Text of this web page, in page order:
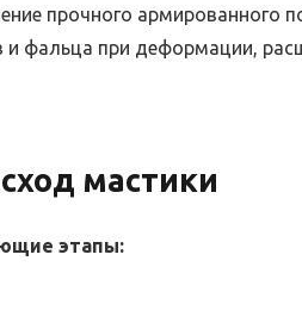
прочного армированного
фальца при деформации,
мастики
этапы: